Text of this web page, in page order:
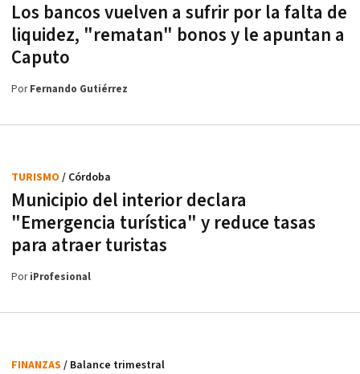
Los bancos vuelven a sufrir por la falta de
liquidez, "rematan" bonos y le apuntan a
Caputo
PorFernando Gutiérrez
Municipio del interior declara
"Emergencia turística" y reduce tasas
para atraer turistas
TURISMO / Córdoba
PoriProfesional
FINANZAS / Balance trimestral